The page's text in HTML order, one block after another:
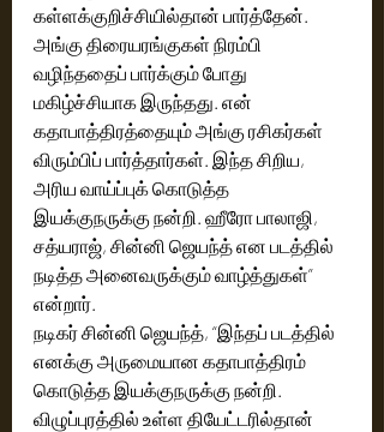
கள்ளக்குறிச்சியில்தான் பார்த்தேன்.
அங்கு திரையரங்குகள் நிரம்பி
வழிந்ததைப் பார்க்கும் போது
மகிழ்ச்சியாக இருந்தது. என்
கதாபாத்திரத்தையும் அங்கு ரசிகர்கள்
விரும்பிப் பார்த்தார்கள். இந்த சிறிய,
அரிய வாய்ப்புக் கொடுத்த
இயக்குநருக்கு நன்றி. ஹீரோ பாலாஜி,
சத்யராஜ், சின்னி ஜெயந்த் என படத்தில்
நடித்த அனைவருக்கும் வாழ்த்துகள்”
என்றார்.
நடிகர் சின்னி ஜெயந்த், “இந்தப் படத்தில்
எனக்கு அருமையான கதாபாத்திரம்
கொடுத்த இயக்குநருக்கு நன்றி.
விழுப்புரத்தில் உள்ள தியேட்டரில்தான்